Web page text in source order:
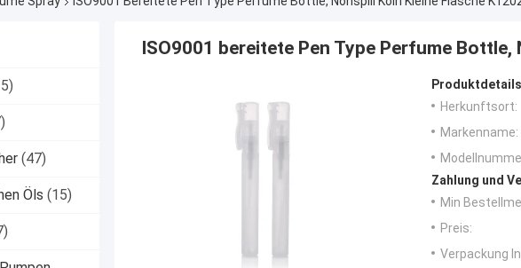
(47)
Öls (15)
ISO9001 bereitete Pen Type Perfume
Herkunftsort:
Markenname:
Zahlung und
Min
Preis:
Verpackung